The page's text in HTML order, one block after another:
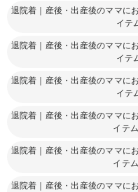
退院着｜産後・出産後のママに
イテ
退院着｜産後・出産後のママに
イテ
退院着｜産後・出産後のママに
イテ
退院着｜産後・出産後のママに
イテ
退院着｜産後・出産後のママに
イテ
退院着｜産後・出産後のママに